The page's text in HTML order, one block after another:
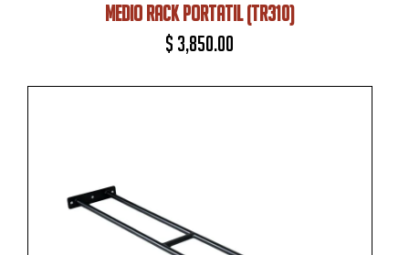
MEDIO RACK PORTATIL (TR310)
$ 3,850.00